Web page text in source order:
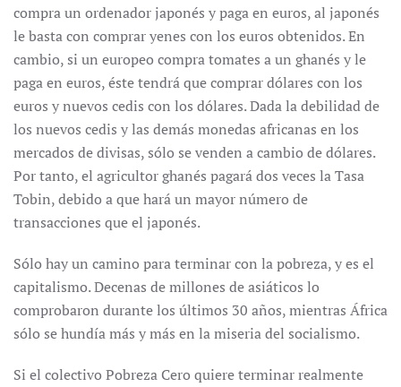
compra un ordenador japonés y paga en euros, al japonés
le basta con comprar yenes con los euros obtenidos. En
cambio, si un europeo compra tomates a un ghanés y le
paga en euros, éste tendrá que comprar dólares con los
euros y nuevos cedis con los dólares. Dada la debilidad de
los nuevos cedis y las demás monedas africanas en los
mercados de divisas, sólo se venden a cambio de dólares.
Por tanto, el agricultor ghanés pagará dos veces la Tasa
Tobin, debido a que hará un mayor número de
transacciones que el japonés.
Sólo hay un camino para terminar con la pobreza, y es el
capitalismo. Decenas de millones de asiáticos lo
comprobaron durante los últimos 30 años, mientras África
sólo se hundía más y más en la miseria del socialismo.
Si el colectivo Pobreza Cero quiere terminar realmente